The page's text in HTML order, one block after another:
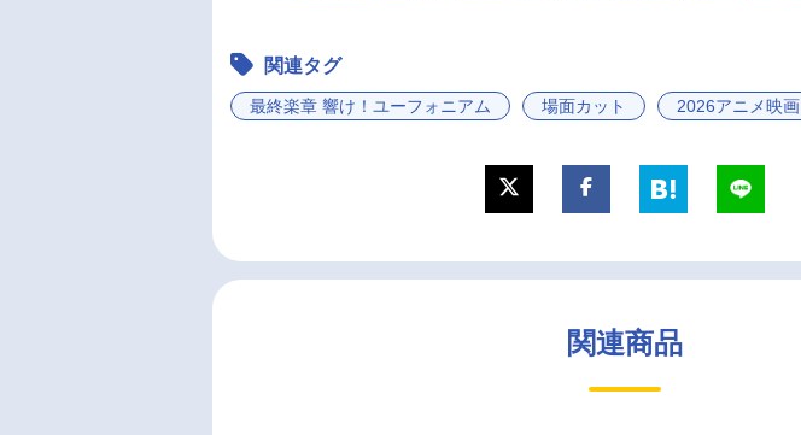
関連タグ
最終楽章 響け！ユーフォニアム 場面カット 2026アニメ映画
関連商品